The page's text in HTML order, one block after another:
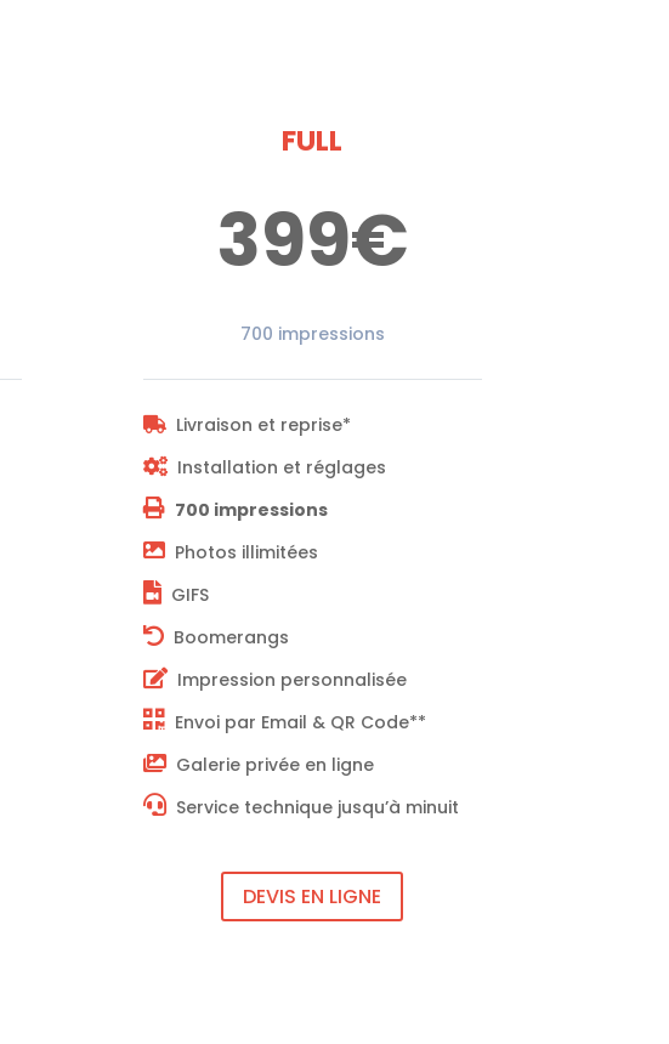
FULL
399€
700 impressions
Livraison et reprise*
Installation et réglages
700 impressions
Photos illimitées
GIFS
Boomerangs
Impression personnalisée
Envoi par Email & QR Code**
Galerie privée en ligne
Service technique jusqu’à minuit
DEVIS EN LIGNE